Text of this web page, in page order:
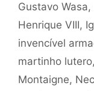
Gustavo Wasa,
Henrique VIII,
invencível
martinho lutero,
Montaigne,